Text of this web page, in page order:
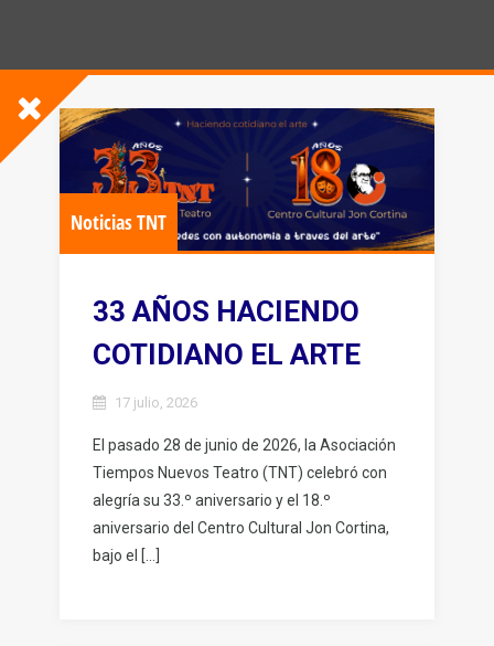
Noticias TNT
33 AÑOS HACIENDO
COTIDIANO EL ARTE
17 julio, 2026
El pasado 28 de junio de 2026, la Asociación
Tiempos Nuevos Teatro (TNT) celebró con
alegría su 33.º aniversario y el 18.º
aniversario del Centro Cultural Jon Cortina,
bajo el […]